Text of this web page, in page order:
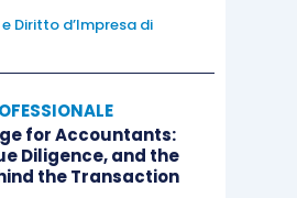
Diritto d’Impresa di
for Accountants:
Diligence, and the
the Transaction